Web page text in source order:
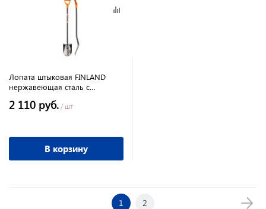
Лопата штыковая FINLAND
нержавеющая сталь с
2 110 руб. / шт
В корзину
1 2